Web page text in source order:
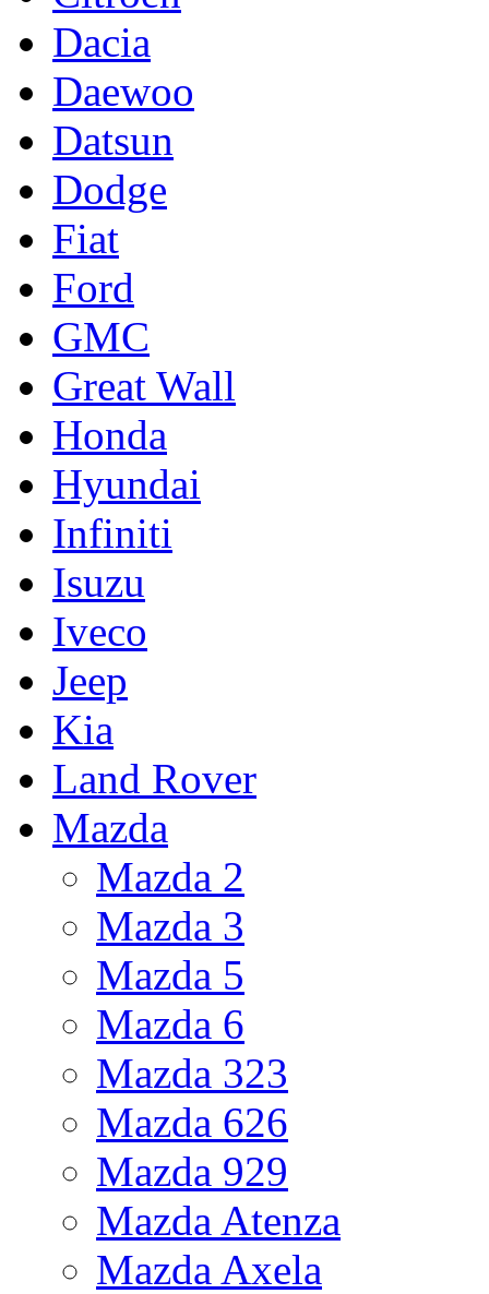
Dacia
Daewoo
Datsun
Dodge
Fiat
Ford
GMC
Great Wall
Honda
Hyundai
Infiniti
Isuzu
Iveco
Jeep
Kia
Land Rover
Mazda
Mazda 2
Mazda 3
Mazda 5
Mazda 6
Mazda 323
Mazda 626
Mazda 929
Mazda Atenza
Mazda Axela